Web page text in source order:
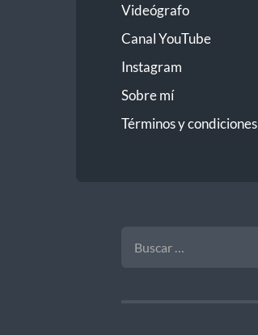
Videógrafo
Canal YouTube
Instagram
Sobre mí
Términos y condiciones